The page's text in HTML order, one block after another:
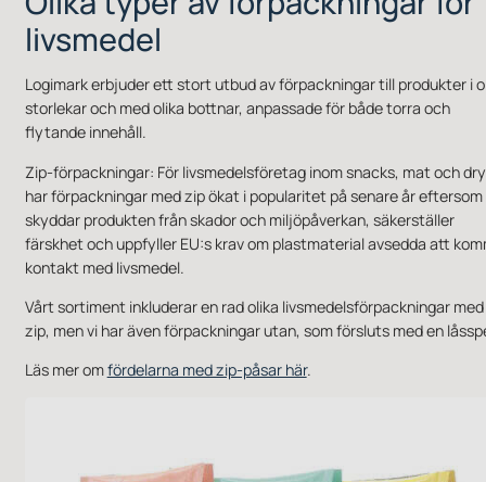
livsmedel
Logimark erbjuder ett stort utbud av förpackningar till produkter i
storlekar och med olika bottnar, anpassade för både torra och
flytande innehåll.
Zip-förpackningar: För livsmedelsföretag inom snacks, mat och
har förpackningar med zip ökat i popularitet på senare år eftersom
skyddar produkten från skador och miljöpåverkan, säkerställer
färskhet och uppfyller EU:s krav om plastmaterial avsedda att
kontakt med livsmedel.
Vårt sortiment inkluderar en rad olika livsmedelsförpackningar med
zip, men vi har även förpackningar utan, som försluts med en
Läs mer omfördelarna med zip-påsar här.